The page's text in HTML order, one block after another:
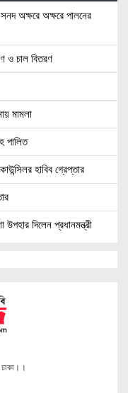
অক্ষরে অক্ষরে পালনের
ও চাল বিতরণ
মামলা
পালিত
হাবিব গ্রেপ্তার
দিলেন প্রধানমন্ত্রী
১
বুকে
ঐক্যবদ্ধ হওয়ার আহ্বান